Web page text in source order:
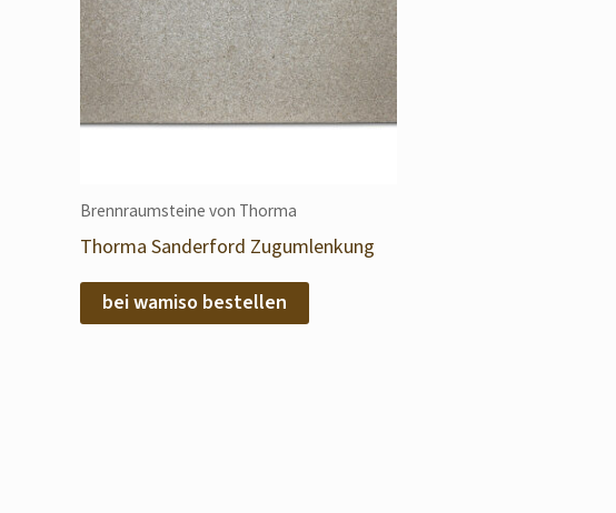
Brennraumsteine von Thorma
Thorma Sanderford Zugumlenkung
bei wamiso bestellen